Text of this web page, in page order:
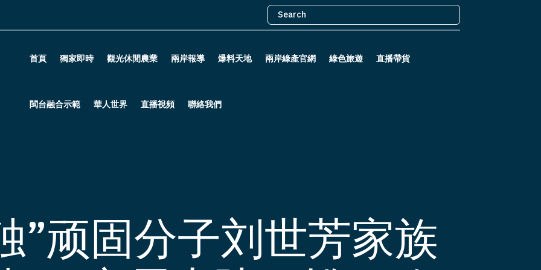
首頁 獨家即時 觀光休閒農業 兩岸報導 爆料天地 兩岸綠產官網 綠色旅遊 直播帶貨
閩台融合示範 華人世界 直播視頻 聯絡我們
”顽固分子刘世芳家族